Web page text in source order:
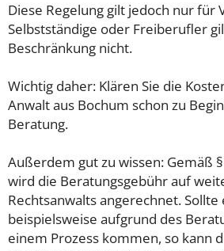
Diese Regelung gilt jedoch nur für
Selbstständige oder Freiberufler
Beschränkung nicht.
Wichtig daher: Klären Sie die
Anwalt aus Bochum schon zu
Beratung.
Außerdem gut zu wissen: Gemäß §
wird die Beratungsgebühr auf
Rechtsanwalts angerechnet. Sollte
beispielsweise aufgrund des
einem Prozess kommen, so kann